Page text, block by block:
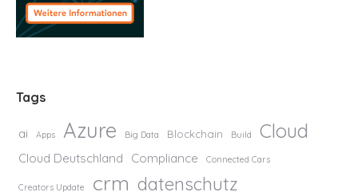
Tags
ai Apps Azure Big Data Blockchain Build Cloud
Cloud Deutschland Compliance Connected Cars
Creators Update crm datenschutz